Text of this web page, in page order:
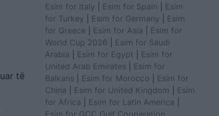
të
Esim for Italy
Esim for Spain
Esim
for Turkey
Esim for Germany
Esim
for Greece
Esim for Asia
Esim for
World Cup 2026
Esim for Saudi
Arabia
Esim for Egypt
Esim for
United Arab Emirates
Esim for
Balkans
Esim for Morocco
Esim for
China
Esim for United Kingdom
Esim
for Africa
Esim for Latin America
Esim for GCC Gulf Cooperation